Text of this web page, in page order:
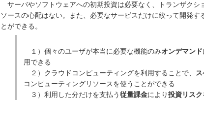
サーバやソフトウェアへの初期投資は必要なく、トランザクシ
ソースの心配はない。また、必要なサービスだけに絞って開発す
とができる。
１）個々のユーザが本当に必要な機能のみオンデマンド
用できる
２）クラウドコンピューティングを利用することで、
コンピューティングリソースを使うことができる
３）利用した分だけを支払う従量課金により投資リス